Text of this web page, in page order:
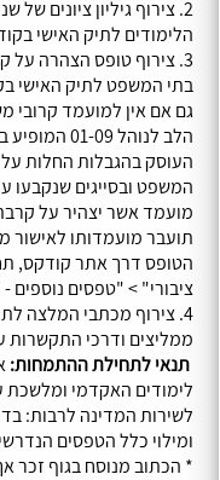
2. צירוף גיליון ציונים
הלימודים לתיק האישי
3. צירוף טופס הצהרה
בתי המשפט לתיק האישי
גם אם אין למועמד
הלב לנוהל
העוסק בהגבלות החלות
המשפט ובסייגים שנקבעו
מועמד אשר יצהיר על
תועבר מועמדותו לאישור
הטופס דרך אתר קודקס,
ציבורי" > "טפסים נוספים -
4. צירוף מכתבי המלצה
ממליצים ודרכי התקשרות
תנאי לתחילת ההתמחות:
לימודים האקדמי ומלשכת
לשירות המדינה לרבות:
ומילוי כלל הטפסים
* הכתוב מנוסח בגוף זכר